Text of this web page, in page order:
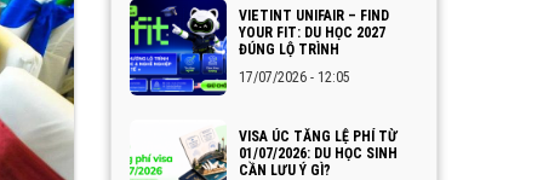
VIETINT UNIFAIR – FIND
YOUR FIT: DU HỌC 2027
ĐÚNG LỘ TRÌNH
17/07/2026 - 12:05
VISA ÚC TĂNG LỆ PHÍ TỪ
01/07/2026: DU HỌC SINH
CẦN LƯU Ý GÌ?